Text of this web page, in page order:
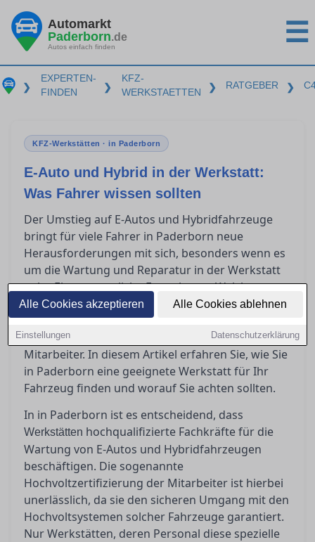
Alle Cookies akzeptieren Alle Cookies ablehnen
Einstellungen Datenschutzerklärung
Automarkt
Paderborn.de
Autos einfach finden ☰
❯
EXPERTEN-
FINDEN
❯
KFZ-
WERKSTAETTEN
❯ RATGEBER ❯
KFZ-Werkstätten · in Paderborn
E-Auto und Hybrid in der Werkstatt:
Was Fahrer wissen sollten
Der Umstieg auf E-Autos und Hybridfahrzeuge
bringt für viele Fahrer in Paderborn neue
Herausforderungen mit sich, besonders wenn es
um die Wartung und Reparatur in der Werkstatt
geht. Eine wesentliche Frage lautet: Welche
Qualifikationen benötigt eine Werkstatt, um
Elektrofahrzeuge fachgerecht zu betreuen? Die
Antwort liegt in der Hochvoltzertifizierung der
Mitarbeiter. In diesem Artikel erfahren Sie, wie Sie
in Paderborn eine geeignete Werkstatt für Ihr
Fahrzeug finden und worauf Sie achten sollten.
In in Paderborn ist es entscheidend, dass
Werkstätten hochqualifizierte Fachkräfte für die
Wartung von E-Autos und Hybridfahrzeugen
beschäftigen. Die sogenannte
Hochvoltzertifizierung der Mitarbeiter ist hierbei
unerlässlich, da sie den sicheren Umgang mit den
Hochvoltsystemen solcher Fahrzeuge garantiert.
Nur Werkstätten, deren Personal diese spezielle